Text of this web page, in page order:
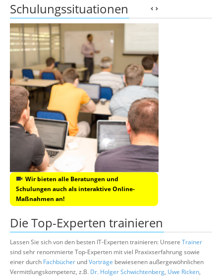
Schulungssituationen
Wir bieten alle Beratungen und
Schulungen auch als interaktive Online-
Maßnahmen an!
Die Top-Experten trainieren
Lassen Sie sich von den besten IT-Experten trainieren: Unsere Trainer
sind sehr renommierte Top-Experten mit viel Praxixserfahrung sowie
einer durch Fachbücher undVorträge bewiesenen außergewöhnlichen
Vermittlungskompetenz, z.B. Dr. Holger Schwichtenberg, Uwe Ricken,